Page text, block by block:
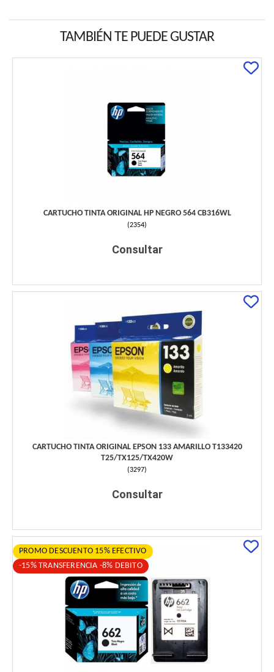
TAMBIÉN TE PUEDE GUSTAR
CARTUCHO TINTA ORIGINAL HP NEGRO 564 CB316WL
(2354)
Consultar
CARTUCHO TINTA ORIGINAL EPSON 133 AMARILLO T133420
T25/TX125/TX420W
(3297)
Consultar
PROMO DESCUENTO 15% EFECTIVO
-15% TRANSFERENCIA -8% DEBITO